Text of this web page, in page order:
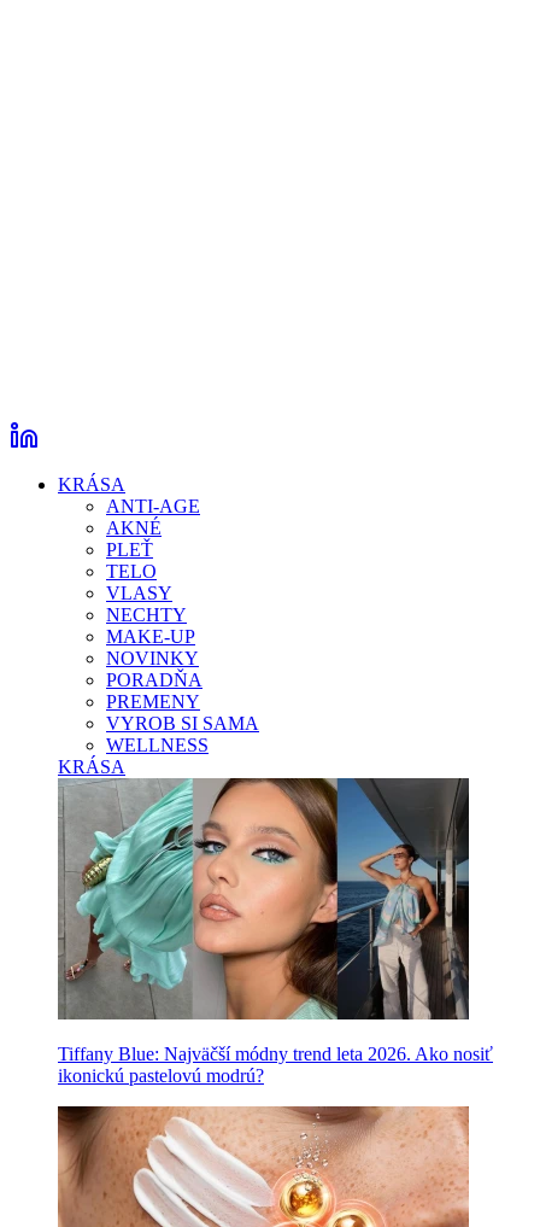
KRÁSA
ANTI-AGE
AKNÉ
PLEŤ
TELO
VLASY
NECHTY
MAKE-UP
NOVINKY
PORADŇA
PREMENY
VYROB SI SAMA
WELLNESS
KRÁSA
Tiffany Blue: Najväčší módny trend leta 2026. Ako nosiť
ikonickú pastelovú modrú?